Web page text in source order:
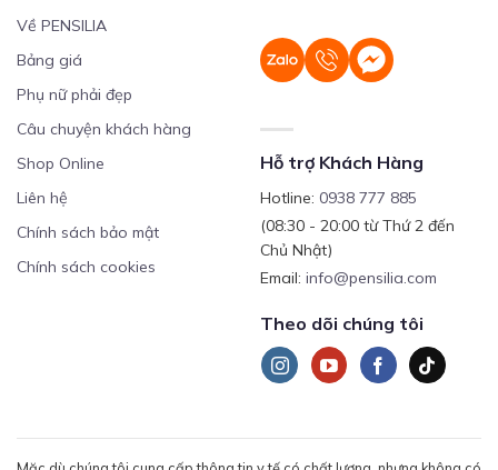
Về PENSILIA
Bảng giá
Phụ nữ phải đẹp
Câu chuyện khách hàng
Shop Online
Liên hệ
Chính sách bảo mật
Chính sách cookies
Hỗ trợ Khách Hàng
Hotline: 0938 777 885
(08:30 - 20:00 từ Thứ 2 đến
Chủ Nhật)
Email: info@pensilia.com
Theo dõi chúng tôi